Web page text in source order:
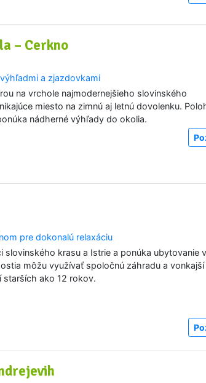
– Cerkno
a zjazdovkami
na vrchole najmodernejšieho slovinského
miesto na zimnú aj letnú dovolenku.
nádherné výhľady do okolia.
pre dokonalú relaxáciu
slovinského krasu a Istrie a ponúka ubytovanie v
môžu využívať spoločnú záhradu a vonkajší
starších ako 12 rokov.